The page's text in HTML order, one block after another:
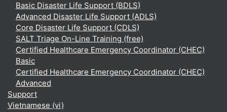
Basic Disaster Life Support (BDLS)
Advanced Disaster Life Support (ADLS)
Core Disaster Life Support (CDLS)
SALT Triage On-Line Training (free)
Certified Healthcare Emergency Coordinator (CHEC)
Basic
Certified Healthcare Emergency Coordinator (CHEC)
Advanced
Support
Vietnamese ‎(vi)‎